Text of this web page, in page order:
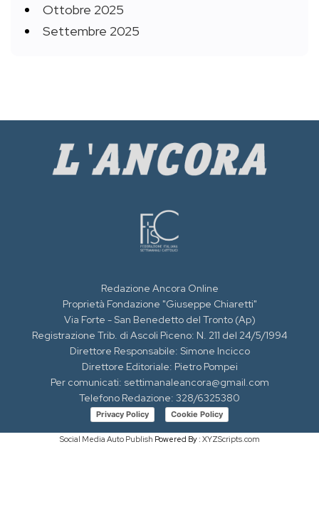
Ottobre 2025
Settembre 2025
Redazione Ancora Online
Proprietà Fondazione "Giuseppe Chiaretti"
Via Forte - San Benedetto del Tronto (Ap)
Registrazione Trib. di Ascoli Piceno: N. 211 del 24/5/1994
Direttore Responsabile: Simone Incicco
Direttore Editoriale: Pietro Pompei
Per comunicati: settimanaleancora@gmail.com
Telefono Redazione: 328/6325380
Privacy Policy Cookie Policy
Social Media Auto Publish Powered By : XYZScripts.com